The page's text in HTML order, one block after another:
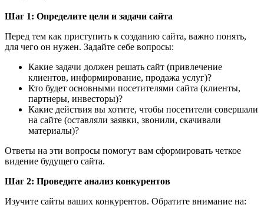
Шаг 1: Определите цели и задачи сайта
Перед тем как приступить к созданию сайта, важно понять,
для чего он нужен. Задайте себе вопросы:
Какие задачи должен решать сайт (привлечение
клиентов, информирование, продажа услуг)?
Кто будет основными посетителями сайта (клиенты,
партнеры, инвесторы)?
Какие действия вы хотите, чтобы посетители совершали
на сайте (оставляли заявки, звонили, скачивали
материалы)?
Ответы на эти вопросы помогут вам сформировать четкое
видение будущего сайта.
Шаг 2: Проведите анализ конкурентов
Изучите сайты ваших конкурентов. Обратите внимание на: